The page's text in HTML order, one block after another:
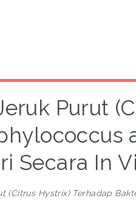
Purut
Secara In
(Citrus Hystrix) Terhadap